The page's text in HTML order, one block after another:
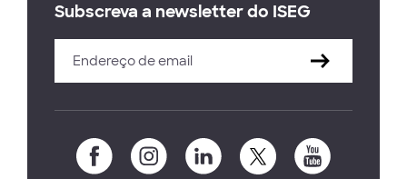
Subscreva a newsletter do ISEG